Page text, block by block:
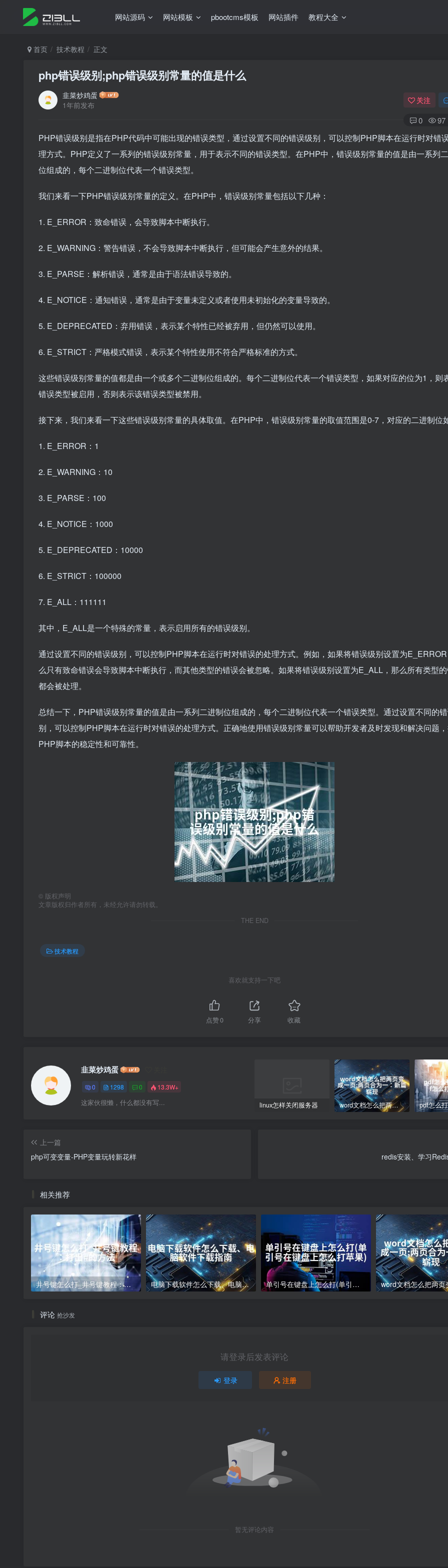
网站源码 网站模板 pbootcms模板 网站插件 教程大全
首页 技术教程 正文
php错误级别;php错误级别常量的值是什么
韭菜炒鸡蛋
1年前发布
关注
0 97
PHP错误级别是指在PHP代码中可能出现的错误类型，通过设置不同的错误级别，可以控制PHP脚本在运行时对错
理方式。PHP定义了一系列的错误级别常量，用于表示不同的错误类型。在PHP中，错误级别常量的值是由一系列
位组成的，每个二进制位代表一个错误类型。
我们来看一下PHP错误级别常量的定义。在PHP中，错误级别常量包括以下几种：
1. E_ERROR：致命错误，会导致脚本中断执行。
2. E_WARNING：警告错误，不会导致脚本中断执行，但可能会产生意外的结果。
3. E_PARSE：解析错误，通常是由于语法错误导致的。
4. E_NOTICE：通知错误，通常是由于变量未定义或者使用未初始化的变量导致的。
5. E_DEPRECATED：弃用错误，表示某个特性已经被弃用，但仍然可以使用。
6. E_STRICT：严格模式错误，表示某个特性使用不符合严格标准的方式。
这些错误级别常量的值都是由一个或多个二进制位组成的。每个二进制位代表一个错误类型，如果对应的位为1，则
错误类型被启用，否则表示该错误类型被禁用。
接下来，我们来看一下这些错误级别常量的具体取值。在PHP中，错误级别常量的取值范围是0-7，对应的二进制位
1. E_ERROR：1
2. E_WARNING：10
3. E_PARSE：100
4. E_NOTICE：1000
5. E_DEPRECATED：10000
6. E_STRICT：100000
7. E_ALL：111111
其中，E_ALL是一个特殊的常量，表示启用所有的错误级别。
通过设置不同的错误级别，可以控制PHP脚本在运行时对错误的处理方式。例如，如果将错误级别设置为
么只有致命错误会导致脚本中断执行，而其他类型的错误会被忽略。如果将错误级别设置为E_ALL，那么所有类型
都会被处理。
总结一下，PHP错误级别常量的值是由一系列二进制位组成的，每个二进制位代表一个错误类型。通过设置不同的
别，可以控制PHP脚本在运行时对错误的处理方式。正确地使用错误级别常量可以帮助开发者及时发现和解决问题
PHP脚本的稳定性和可靠性。
© 版权声明
文章版权归作者所有，未经允许请勿转载。
THE END
技术教程
喜欢就支持一下吧
点赞0 分享 收藏
韭菜炒鸡蛋
0 1298 0 13.3W+
这家伙很懒，什么都没有写... linux怎样关闭服务器 word文档怎么把两页变成一页;两页合为一：新篇崭现
上一篇
php可变变量-PHP变量玩转新花样
redis安装、学习
相关推荐
井号键怎么打_井号键教程：打出#的方法 电脑下载软件怎么下载、电脑软件下载指南 单引号在键盘上怎么打(单引号在键盘上怎么打苹果)
评论 抢沙发
请登录后发表评论
登录 注册
暂无评论内容